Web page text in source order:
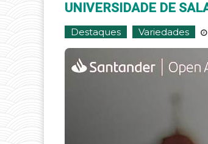
UNIVERSIDADE DE
Destaques Variedades